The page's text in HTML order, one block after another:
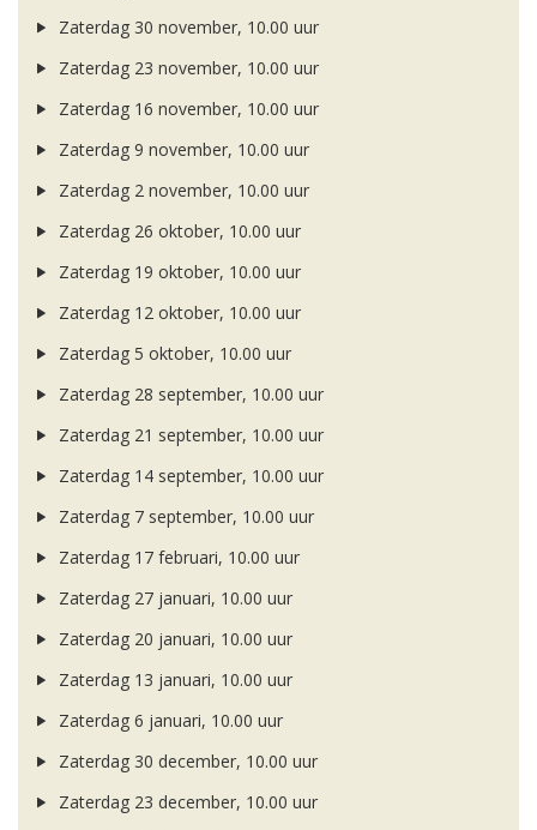
Zaterdag 30 november, 10.00 uur
Zaterdag 23 november, 10.00 uur
Zaterdag 16 november, 10.00 uur
Zaterdag 9 november, 10.00 uur
Zaterdag 2 november, 10.00 uur
Zaterdag 26 oktober, 10.00 uur
Zaterdag 19 oktober, 10.00 uur
Zaterdag 12 oktober, 10.00 uur
Zaterdag 5 oktober, 10.00 uur
Zaterdag 28 september, 10.00 uur
Zaterdag 21 september, 10.00 uur
Zaterdag 14 september, 10.00 uur
Zaterdag 7 september, 10.00 uur
Zaterdag 17 februari, 10.00 uur
Zaterdag 27 januari, 10.00 uur
Zaterdag 20 januari, 10.00 uur
Zaterdag 13 januari, 10.00 uur
Zaterdag 6 januari, 10.00 uur
Zaterdag 30 december, 10.00 uur
Zaterdag 23 december, 10.00 uur